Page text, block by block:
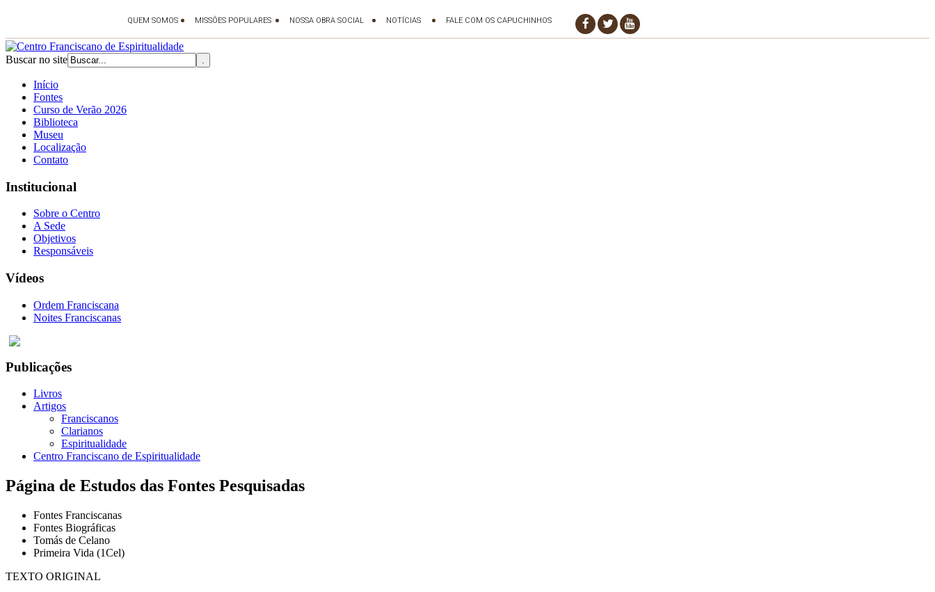
Buscar no site
Início
Fontes
Curso de Verão 2026
Biblioteca
Museu
Localização
Contato
Institucional
Sobre o Centro
A Sede
Objetivos
Responsáveis
Vídeos
Ordem Franciscana
Noites Franciscanas
Publicações
Livros
Artigos
Franciscanos
Clarianos
Espiritualidade
Centro Franciscano de Espiritualidade
Página de Estudos das Fontes Pesquisadas
Fontes Franciscanas
Fontes Biográficas
Tomás de Celano
Primeira Vida (1Cel)
TEXTO ORIGINAL